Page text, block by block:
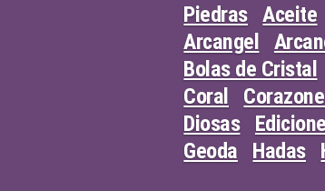
Piedras Aceite
Arcangel
Bolas de Cristal
Coral
Diosas
Geoda
Hadas